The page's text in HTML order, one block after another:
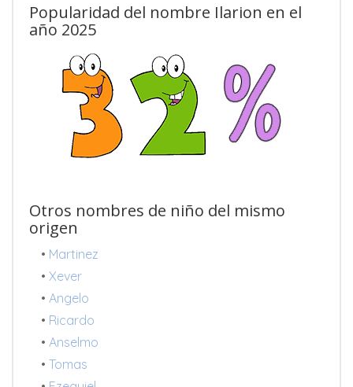
Popularidad del nombre Ilarion en el
año 2025
Otros nombres de niño del mismo
origen
• Martinez
• Xever
• Angelo
• Ricardo
• Anselmo
• Tomas